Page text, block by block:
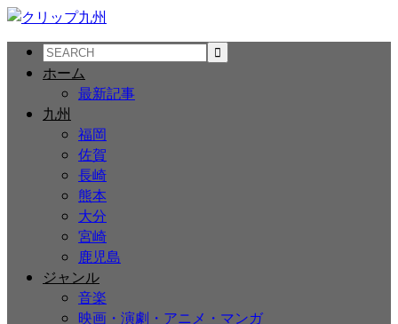
ホーム
最新記事
九州
福岡
佐賀
長崎
熊本
大分
宮崎
鹿児島
ジャンル
音楽
映画・演劇・アニメ・マンガ